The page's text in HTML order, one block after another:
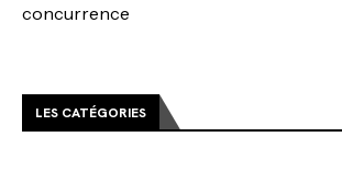
concurrence
LES CATÉGORIES